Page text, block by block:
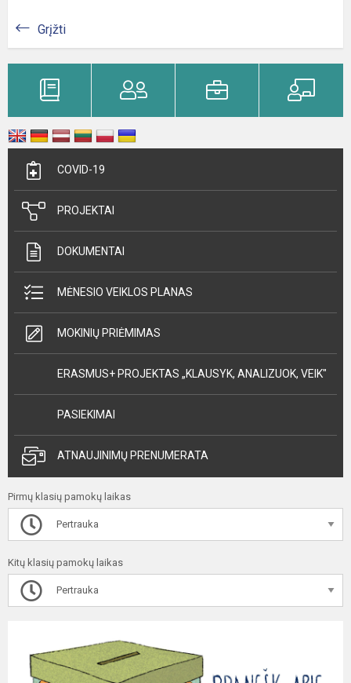
Grįžti
COVID-19
PROJEKTAI
DOKUMENTAI
MĖNESIO VEIKLOS PLANAS
MOKINIŲ PRIĖMIMAS
ERASMUS+ PROJEKTAS „KLAUSYK, ANALIZUOK, VEIK"
PASIEKIMAI
ATNAUJINIMŲ PRENUMERATA
Pirmų klasių pamokų laikas
Pertrauka
Kitų klasių pamokų laikas
Pertrauka